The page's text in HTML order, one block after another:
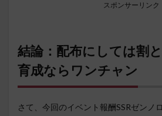
スポンサーリンク
結論：配布にしては割
育成ならワンチャン
さて、今回のイベント報酬SSRゼンノ